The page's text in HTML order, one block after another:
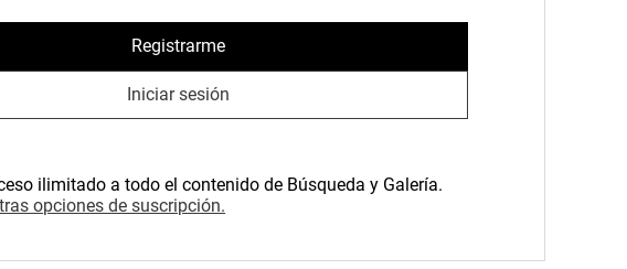
Registrarme
Iniciar sesión
ilimitado a todo el contenido de Búsqueda y Galería.
opciones de suscripción.